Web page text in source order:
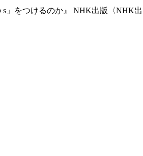
」をつけるのか』 NHK出版〈NHK出